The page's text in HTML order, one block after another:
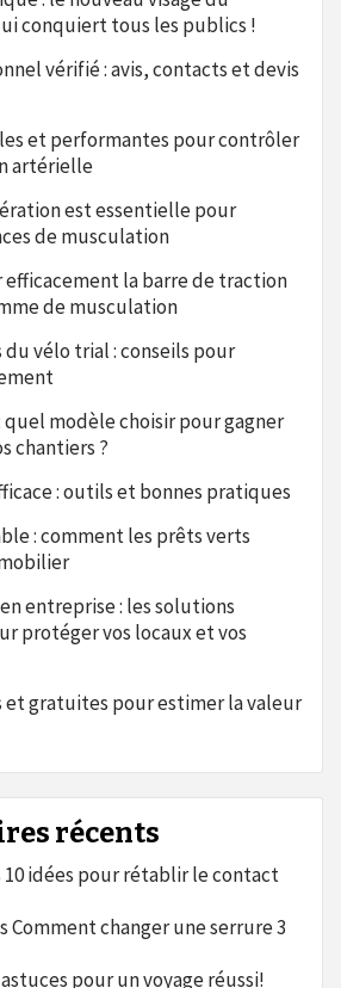
conquiert tous les publics !
vérifié : avis, contacts et devis
et performantes pour contrôler
artérielle
est essentielle pour
de musculation
la barre de traction
de musculation
du vélo trial : conseils pour
modèle choisir pour gagner
chantiers ?
: outils et bonnes pratiques
: comment les prêts verts
entreprise : les solutions
protéger vos locaux et vos
et gratuites pour estimer la valeur
récents
10 idées pour rétablir le contact
Comment changer une serrure 3
pour un voyage réussi!